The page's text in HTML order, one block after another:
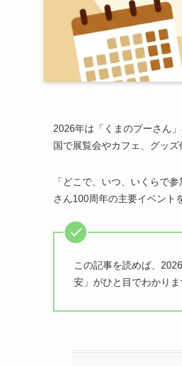
2026年は「くまのプーさん
国で展覧会やカフェ、グッ
「どこで、いつ、いくらで
さん100周年の主要イベント
この記事を読めば、
安」がひと目でわかりま